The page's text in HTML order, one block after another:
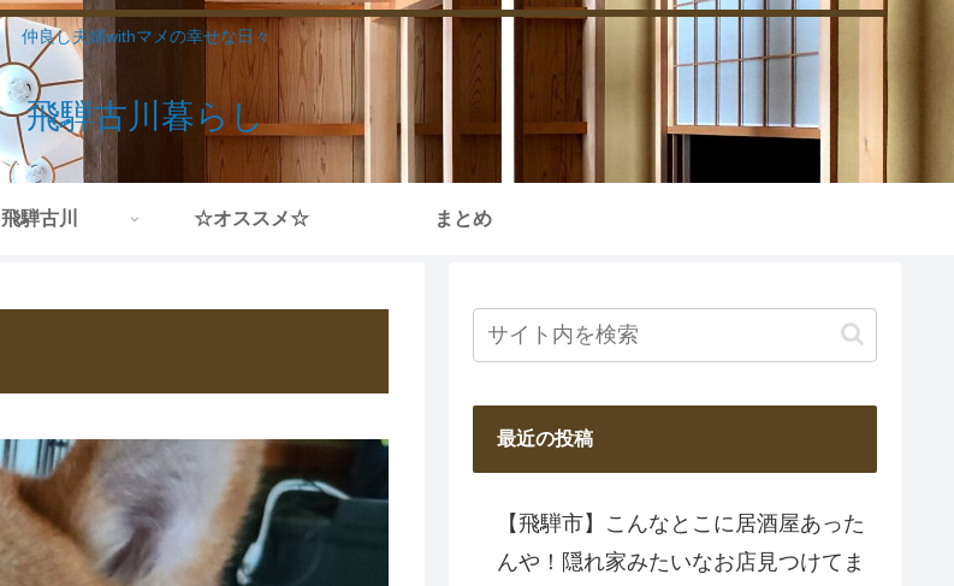
仲良し夫婦withマメの幸せな日々
飛騨古川暮らし
飛騨古川 ☆オススメ☆ まとめ
最近の投稿
【飛騨市】こんなとこに居酒屋あった
んや！隠れ家みたいなお店見つけてま